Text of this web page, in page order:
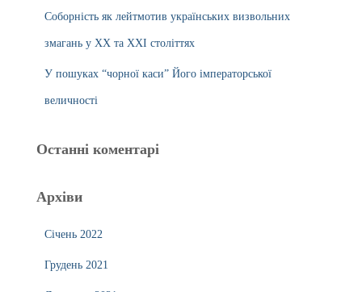
Соборність як лейтмотив українських визвольних
змагань у ХХ та ХХІ століттях
У пошуках “чорної каси” Його імператорської
величності
Останні коментарі
Архіви
Січень 2022
Грудень 2021